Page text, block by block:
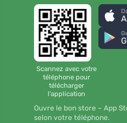
Scannez avec votre
téléphone pour
télécharger
l'application
Ouvre le bon store – App
selon votre téléphone.